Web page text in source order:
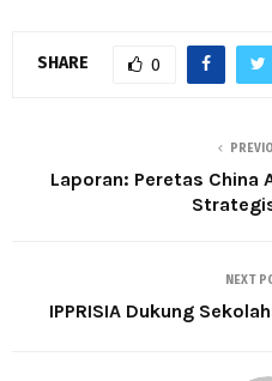
SHARE 0
Laporan: Peretas China
NEXT
IPPRISIA Dukung